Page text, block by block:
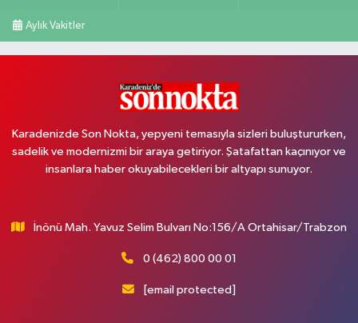
Aylık Vakitler
Karadenizde Son Nokta, yepyeni temasıyla sizleri buluştururken,
sadelik ve modernizmi bir araya getiriyor. Şatafattan kaçınıyor ve
insanlara haber okuyabilecekleri bir altyapı sunuyor.
İnönü Mah. Yavuz Selim Bulvarı No:156/A Ortahisar/Trabzon
0 (462) 800 00 01
[email protected]